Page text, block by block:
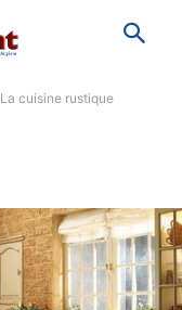
La cuisine rustique